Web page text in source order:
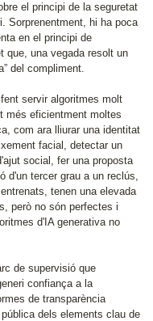
el principi de la seguretat
Sorprenentment, hi ha poca
en el principi de
que, una vegada resolt un
del compliment.
servir algoritmes molt
més eficientment moltes
com ara lliurar una identitat
facial, detectar un
social, fer una proposta
d'un tercer grau a un reclús,
tenen una elevada
però no són perfectes i
d'IA generativa no
de supervisió que
confiança a la
de transparència
dels elements clau de